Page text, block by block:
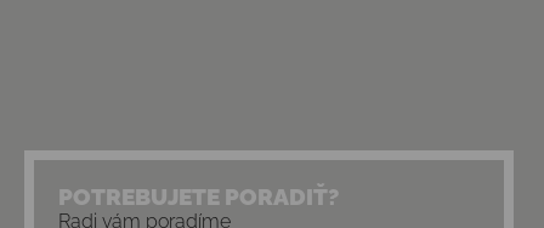
POTREBUJETE PORADIŤ?
Radi vám poradíme